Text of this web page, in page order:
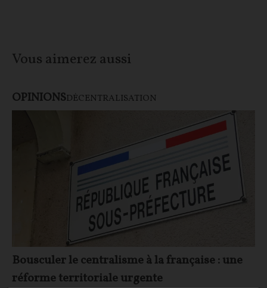
Vous aimerez aussi
OPINIONSDÉCENTRALISATION
Bousculer le centralisme à la française : une
réforme territoriale urgente